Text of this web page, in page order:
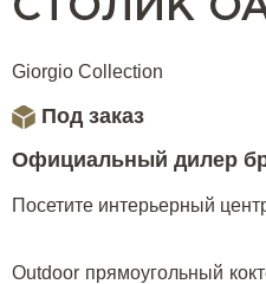
СТОЛИК
Giorgio Collection
Под заказ
Официальный дилер
Посетите интерьерный
Outdoor прямоугольный